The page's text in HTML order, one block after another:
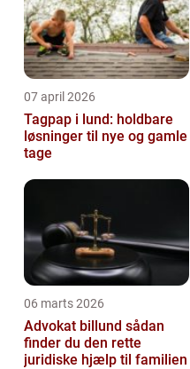
07 april 2026
Tagpap i lund: holdbare
løsninger til nye og gamle
tage
06 marts 2026
Advokat billund sådan
finder du den rette
juridiske hjælp til familien